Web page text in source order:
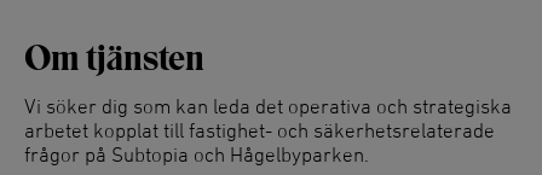
Om tjänsten
Vi söker dig som kan leda det operativa och strategiska
arbetet kopplat till fastighet- och säkerhetsrelaterade
frågor på Subtopia och Hågelbyparken.